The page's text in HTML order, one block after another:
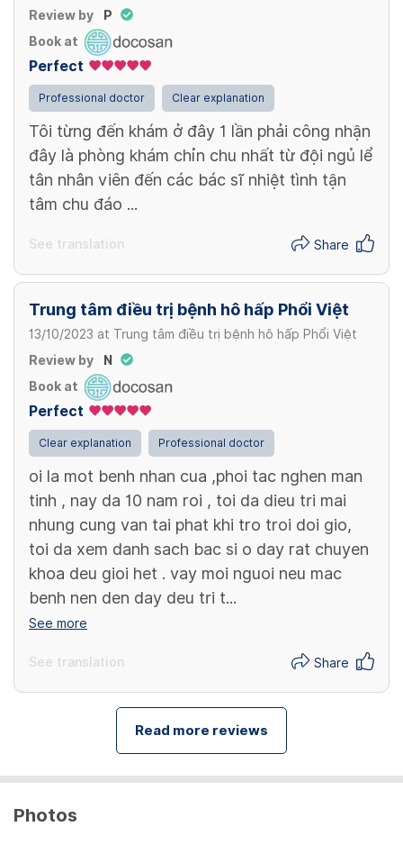
Review by
P
Book at
Perfect
Professional doctor Clear explanation
Tôi từng đến khám ở đây 1 lần phải công nhận
đây là phòng khám chỉn chu nhất từ đội ngủ lể
tân nhân viên đến các bác sĩ nhiệt tình tận
tâm chu đáo ...
See translation Share
Trung tâm điều trị bệnh hô hấp Phổi Việt
13/10/2023 at Trung tâm điều trị bệnh hô hấp Phổi Việt
Review by
N
Book at
Perfect
Clear explanation Professional doctor
oi la mot benh nhan cua ,phoi tac nghen man
tinh , nay da 10 nam roi , toi da dieu tri mai
nhung cung van tai phat khi tro troi doi gio,
toi da xem danh sach bac si o day rat chuyen
khoa deu gioi het . vay moi nguoi neu mac
benh nen den day deu tri t...
See more
See translation Share
Read more reviews
Photos